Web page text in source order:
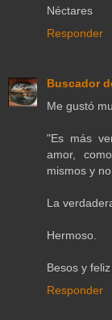
Néctares
Responder
Buscador
Me gustó
"Es más
amor,
mismos y
La
Hermoso.
Besos y
Responder